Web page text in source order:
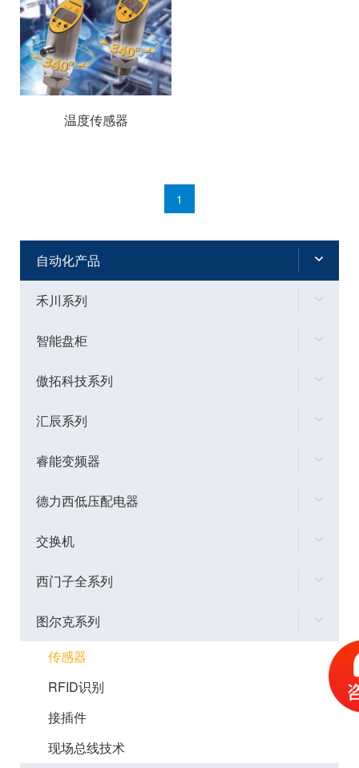
温度传感器
1
自动化产品
禾川系列
智能盘柜
傲拓科技系列
汇辰系列
睿能变频器
德力西低压配电器
交换机
西门子全系列
图尔克系列
传感器
RFID识别
接插件
现场总线技术